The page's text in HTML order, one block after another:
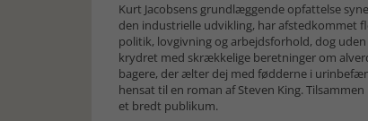
Kurt Jacobsens grundlæggende opfattelse
den industrielle udvikling, har afstedkommet
politik, lovgivning og arbejdsforhold, dog
krydret med skrækkelige beretninger om
bagere, der ælter dej med fødderne i
hensat til en roman af Steven King.
et bredt publikum.